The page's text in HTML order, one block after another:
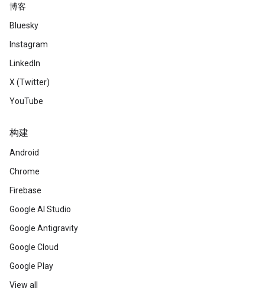
博客
Bluesky
Instagram
LinkedIn
X (Twitter)
YouTube
构建
Android
Chrome
Firebase
Google AI Studio
Google Antigravity
Google Cloud
Google Play
View all